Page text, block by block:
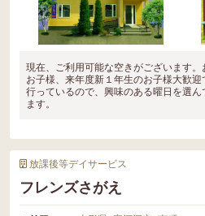
現在、ご利用可能な空きがございます
お子様、来年度新１年生のお子様大歓
行っているので、興味のある曜日を選
ます。
放課後等デイサービス
フレンズさがえ